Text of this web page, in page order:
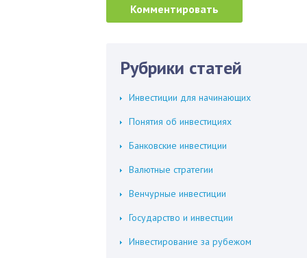
Рубрики статей
Инвестиции для начинающих
Понятия об инвестициях
Банковские инвестиции
Валютные стратегии
Венчурные инвестиции
Государство и инвестции
Инвестирование за рубежом